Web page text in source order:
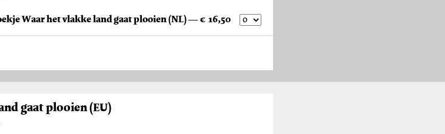
Tekstboekje Waar het vlakke land gaat plooien (NL) — € 16,50
gaat plooien (EU)